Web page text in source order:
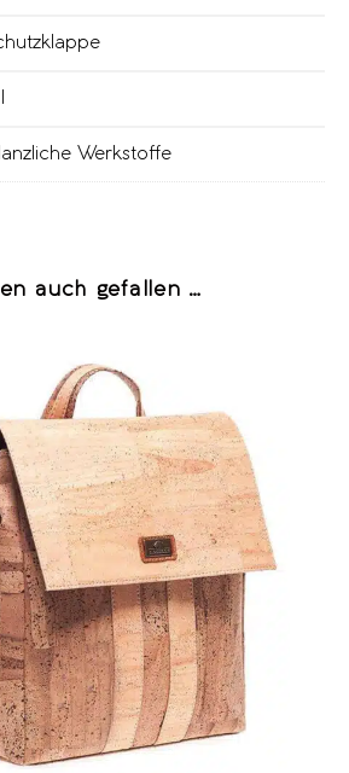
Werkstoffe
auch gefallen …